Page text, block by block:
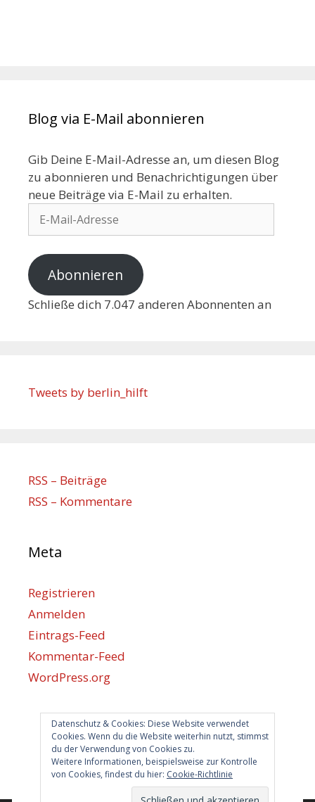
Blog via E-Mail abonnieren
Gib Deine E-Mail-Adresse an, um diesen Blog
zu abonnieren und Benachrichtigungen über
neue Beiträge via E-Mail zu erhalten.
Abonnieren
Schließe dich 7.047 anderen Abonnenten an
Datenschutz & Cookies: Diese Website verwendet
Cookies. Wenn du die Website weiterhin nutzt, stimmst
du der Verwendung von Cookies zu.
Weitere Informationen, beispielsweise zur Kontrolle
von Cookies, findest du hier: Cookie-Richtlinie
Tweets by berlin_hilft
RSS – Beiträge
RSS – Kommentare
Meta
Registrieren
Anmelden
Eintrags-Feed
Kommentar-Feed
WordPress.org
Berlin hilft
info@berlin-hilft.com